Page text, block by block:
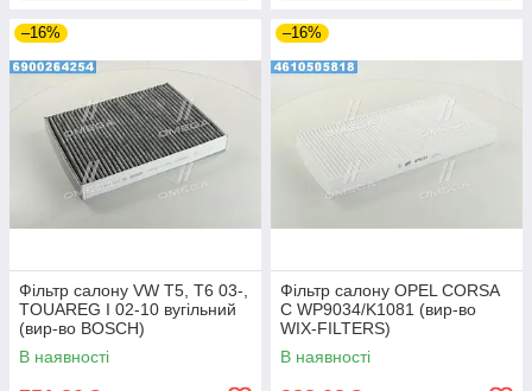
–16%
Фільтр салону VW T5, T6 03-,
TOUAREG I 02-10 вугільний
(вир-во BOSCH)
В наявності
–16%
Фільтр салону OPEL CORSA
C WP9034/K1081 (вир-во
WIX-FILTERS)
В наявності